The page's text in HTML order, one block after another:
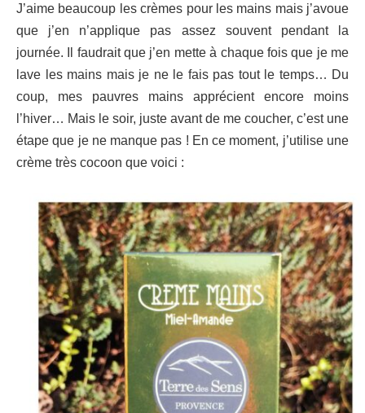
J’aime beaucoup les crèmes pour les mains mais j’avoue
que j’en n’applique pas assez souvent pendant la
journée. Il faudrait que j’en mette à chaque fois que je me
lave les mains mais je ne le fais pas tout le temps… Du
coup, mes pauvres mains apprécient encore moins
l’hiver… Mais le soir, juste avant de me coucher, c’est une
étape que je ne manque pas ! En ce moment, j’utilise une
crème très cocoon que voici :